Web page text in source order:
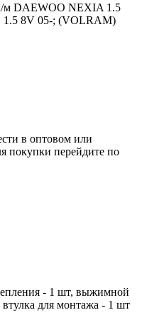
NEXIA 1.5
8V 05-; (VOLRAM)
в оптовом или
покупки перейдите по
- 1 шт, выжимной
для монтажа - 1 шт